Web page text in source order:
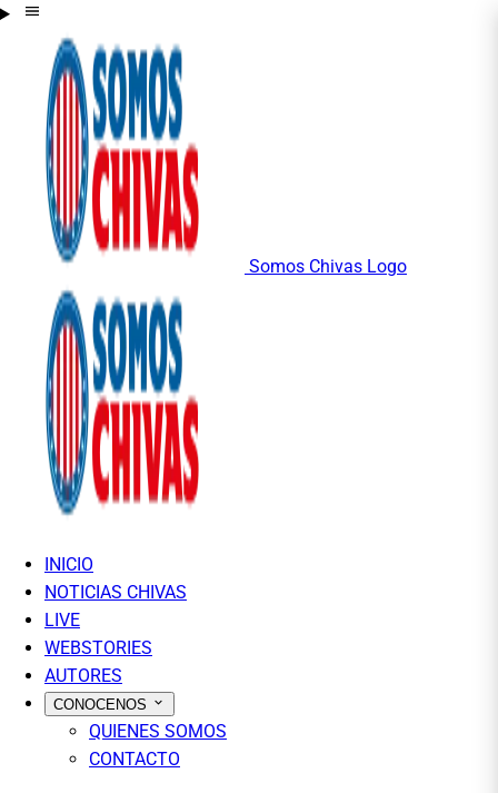
Somos Chivas Logo
INICIO
NOTICIAS CHIVAS
LIVE
WEBSTORIES
AUTORES
CONOCENOS
QUIENES SOMOS
CONTACTO